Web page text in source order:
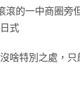
滾的一中商圈旁
日式
啥特別之處 ，